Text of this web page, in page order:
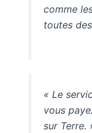
comme
toutes
« Le
vous
sur Terre.